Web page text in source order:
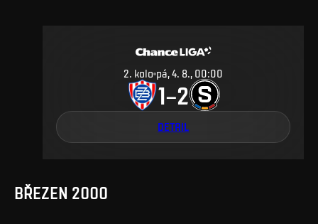
2. kolo pá, 4. 8., 00:00
1–2
DETAIL
BŘEZEN 2000